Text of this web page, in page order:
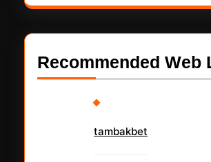
Recommended Web
tambakbet